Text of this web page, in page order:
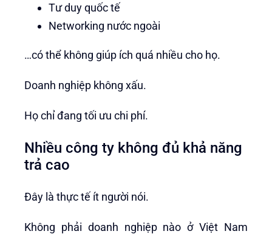
Tư duy quốc tế
Networking nước ngoài
…có thể không giúp ích quá nhiều cho họ.
Doanh nghiệp không xấu.
Họ chỉ đang tối ưu chi phí.
Nhiều công ty không đủ khả năng
trả cao
Đây là thực tế ít người nói.
Không phải doanh nghiệp nào ở Việt Nam